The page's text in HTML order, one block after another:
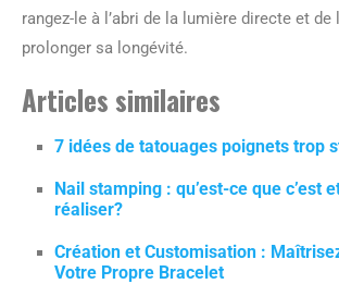
rangez-le à l’abri de la lumière directe et de
prolonger sa longévité.
Articles similaires
7 idées de tatouages poignets trop
Nail stamping : qu’est-ce que c’est
réaliser?
Création et Customisation :
Votre Propre Bracelet